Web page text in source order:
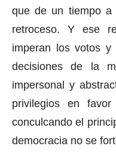
que de un tiempo
retroceso. Y ese
imperan los votos
decisiones de la
impersonal y
privilegios en
conculcando el
democracia no se